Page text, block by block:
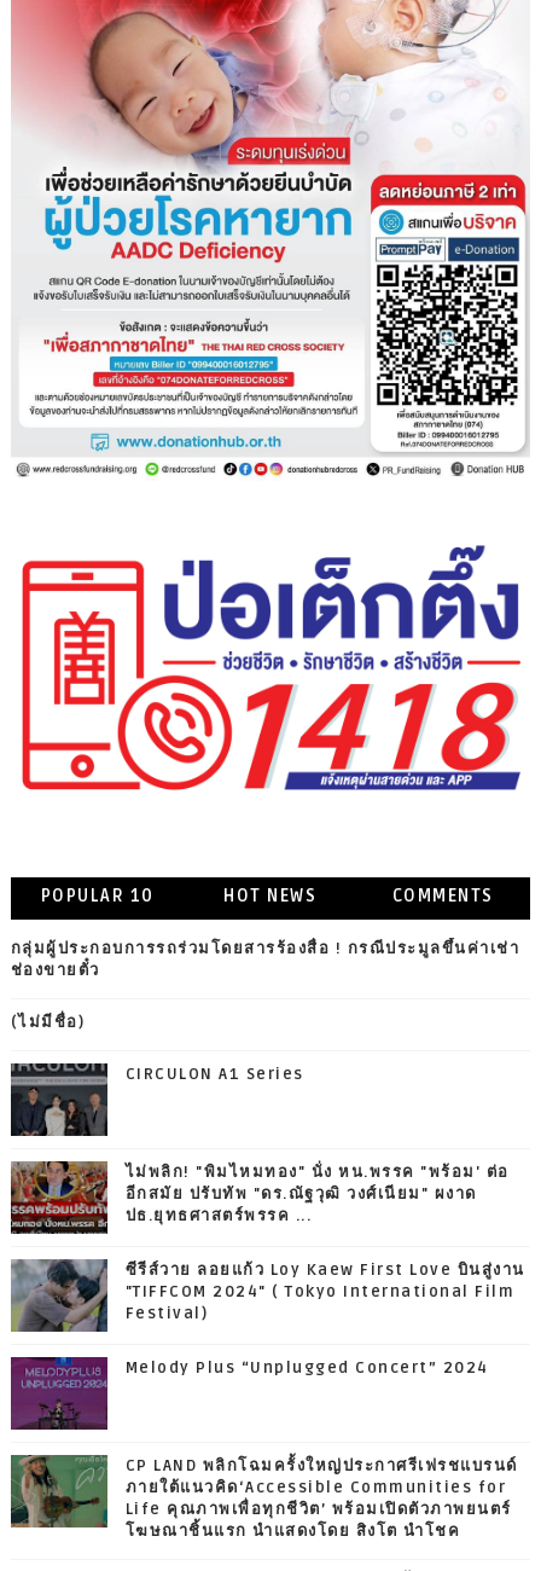
POPULAR 10 HOT NEWS COMMENTS
กลุ่มผู้ประกอบการรถร่วมโดยสารร้องสื่อ ! กรณีประมูลขึ้นค่าเช่า
ช่องขายตั๋ว
(ไม่มีชื่อ)
CIRCULON A1 Series
ไม่พลิก! "พิมไหมทอง" นั่ง หน.พรรค "พร้อม' ต่อ
อีกสมัย ปรับทัพ "ดร.ณัฐวุฒิ วงศ์เนียม" ผงาด
ปธ.ยุทธศาสตร์พรรค ...
ซีรีส์วาย ลอยแก้ว Loy Kaew First Love บินสู่งาน
"TIFFCOM 2024" ( Tokyo International Film
Festival)
Melody Plus “Unplugged Concert” 2024
CP LAND พลิกโฉมครั้งใหญ่ประกาศรีเฟรชแบรนด์
ภายใต้แนวคิด‘Accessible Communities for
Life คุณภาพเพื่อทุกชีวิต’ พร้อมเปิดตัวภาพยนตร์
โฆษณาชิ้นแรก นำแสดงโดย สิงโต นำโชค